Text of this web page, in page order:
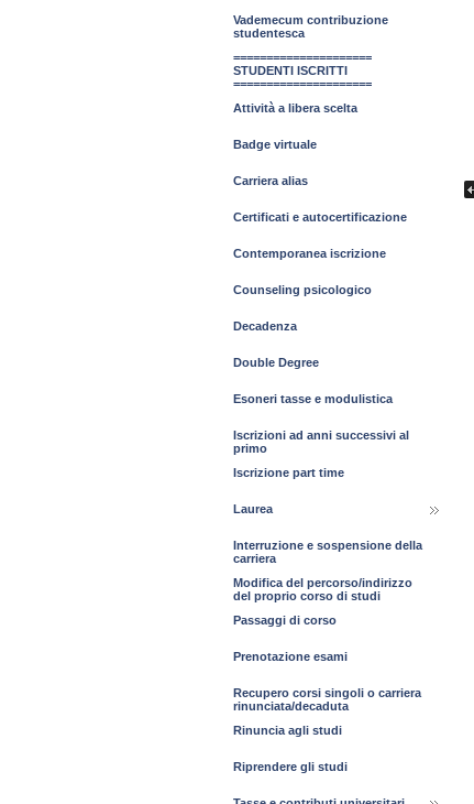
Vademecum contribuzione
studentesca
=====================
STUDENTI ISCRITTI
=====================
Attività a libera scelta
Badge virtuale
Carriera alias
Certificati e autocertificazione
Contemporanea iscrizione
Counseling psicologico
Decadenza
Double Degree
Esoneri tasse e modulistica
Iscrizioni ad anni successivi al
primo
Iscrizione part time
Laurea
Interruzione e sospensione della
carriera
Modifica del percorso/indirizzo
del proprio corso di studi
Passaggi di corso
Prenotazione esami
Recupero corsi singoli o carriera
rinunciata/decaduta
Rinuncia agli studi
Riprendere gli studi